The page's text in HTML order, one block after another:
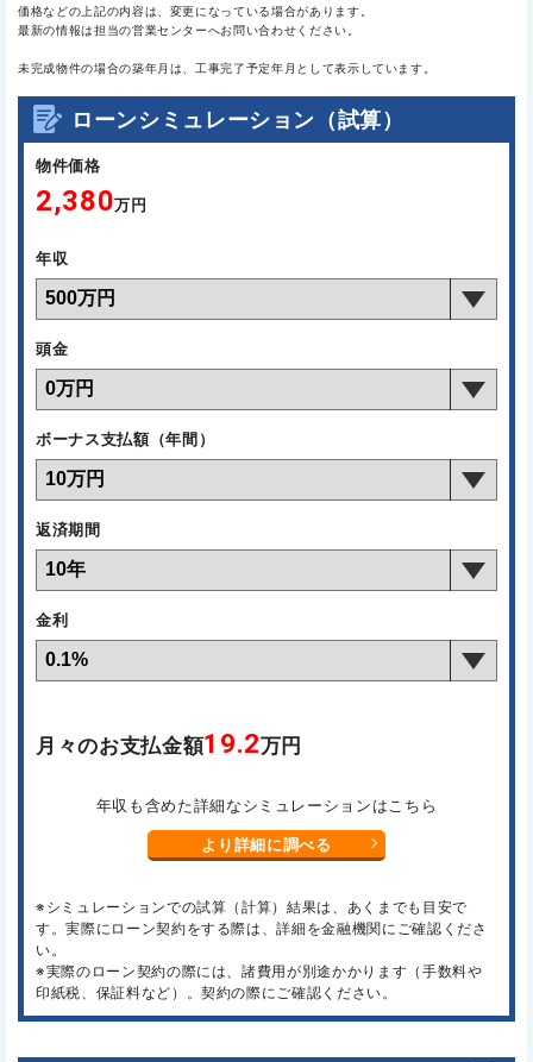
価格などの上記の内容は、変更になっている場合があります。
最新の情報は担当の営業センターへお問い合わせください。
未完成物件の場合の築年月は、工事完了予定年月として表示しています。
ローンシミュレーション（試算）
物件価格
2,380万円
年収
頭金
ボーナス支払額（年間）
返済期間
金利
月々のお支払金額19.2万円
年収も含めた詳細なシミュレーションはこちら
より詳細に調べる
※シミュレーションでの試算（計算）結果は、あくまでも目安で
す。実際にローン契約をする際は、詳細を金融機関にご確認くださ
い。
※実際のローン契約の際には、諸費用が別途かかります（手数料や
印紙税、保証料など）。契約の際にご確認ください。